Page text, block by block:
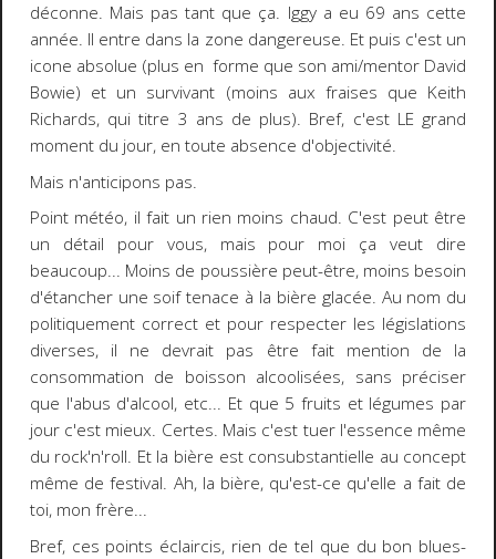
déconne. Mais pas tant que ça. Iggy a eu 69 ans cette
année. Il entre dans la zone dangereuse. Et puis c'est un
icone absolue (plus en forme que son ami/mentor David
Bowie) et un survivant (moins aux fraises que Keith
Richards, qui titre 3 ans de plus). Bref, c'est LE grand
moment du jour, en toute absence d'objectivité.
Mais n'anticipons pas.
Point météo, il fait un rien moins chaud. C'est peut être
un détail pour vous, mais pour moi ça veut dire
beaucoup... Moins de poussière peut-être, moins besoin
d'étancher une soif tenace à la bière glacée. Au nom du
politiquement correct et pour respecter les législations
diverses, il ne devrait pas être fait mention de la
consommation de boisson alcoolisées, sans préciser
que l'abus d'alcool, etc... Et que 5 fruits et légumes par
jour c'est mieux. Certes. Mais c'est tuer l'essence même
du rock'n'roll. Et la bière est consubstantielle au concept
même de festival. Ah, la bière, qu'est-ce qu'elle a fait de
toi, mon frère...
Bref, ces points éclaircis, rien de tel que du bon blues-